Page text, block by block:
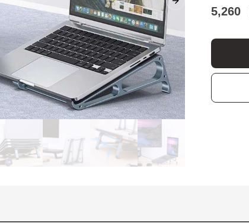
Next slide 5,260